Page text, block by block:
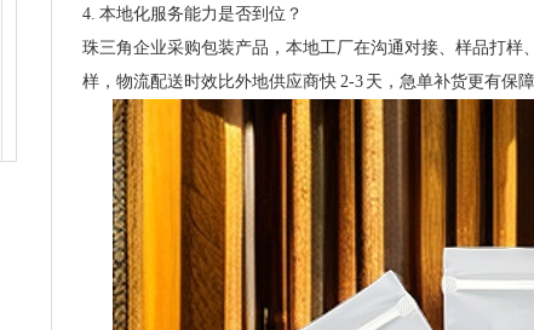
4. 本地化服务能力是否到位？
珠三角企业采购包装产品，本地工厂在沟通对接、样品打
样，物流配送时效比外地供应商快 2-3 天，急单补货更有保障